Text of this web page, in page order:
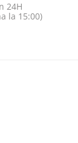
24H
la 15:00)